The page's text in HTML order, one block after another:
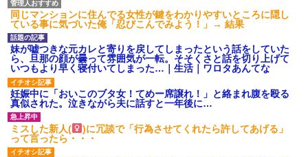
同じマンションに住んでる女性が鍵をわかりやすいところに隠し
ている事に気づいた俺「忍びこんでみよう！」→ 結果
妹が嘘つきな元カレと寄りを戻してしまったという話をしていた
ら、旦那の顔が曇って雰囲気が一転。そそくさと話を切り上げて
いつもより早く寝付いてしまった…｜生活｜ワロタあんてな
妊娠中に「おいこのブタ女！てめー席譲れ！」と絡まれ腹を殴る
真似された。泣きながら夫に話すと一年後に…
ミスした新人(
)に冗談で「行為させてくれたら許してあげる」
って言ったら・・・